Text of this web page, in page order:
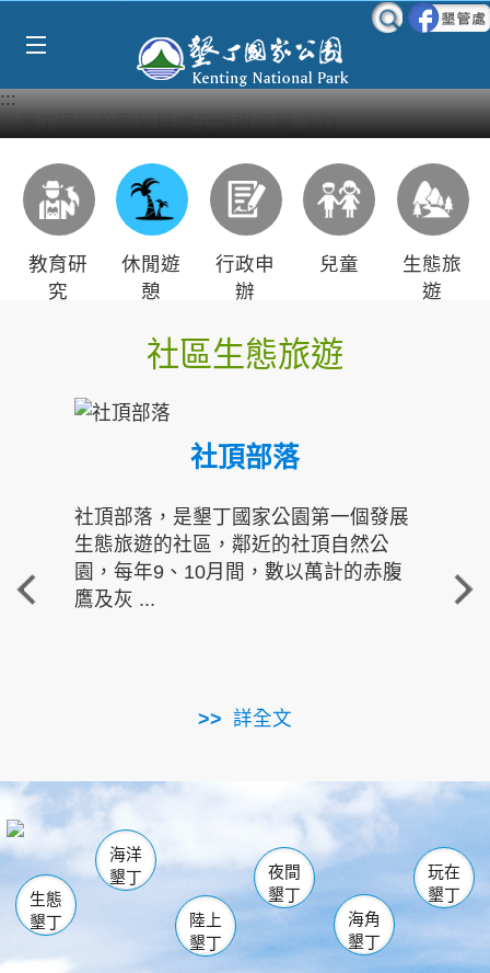
:::
教育研
究
休閒遊
憩
行政申
辦
兒童
生態旅
遊
社區生態旅遊
社頂部落
社頂部落，是墾丁國家公園第一個發展
生態旅遊的社區，鄰近的社頂自然公
園，每年9、10月間，數以萬計的赤腹
鷹及灰 ...
詳全文
重
走進
南仁湖
海生館
恆春 佳樂水
龍鑾潭自然中心 森林遊樂區
瓊麻館
關山 墾管處遊客中心
社頂公園 風吹沙
船帆石
白砂 龍磐公園
香蕉灣
砂島
鵝鑾鼻
生態
墾丁
海洋
墾丁
陸上
墾丁
夜間
墾丁
海角
墾丁
玩在
墾丁